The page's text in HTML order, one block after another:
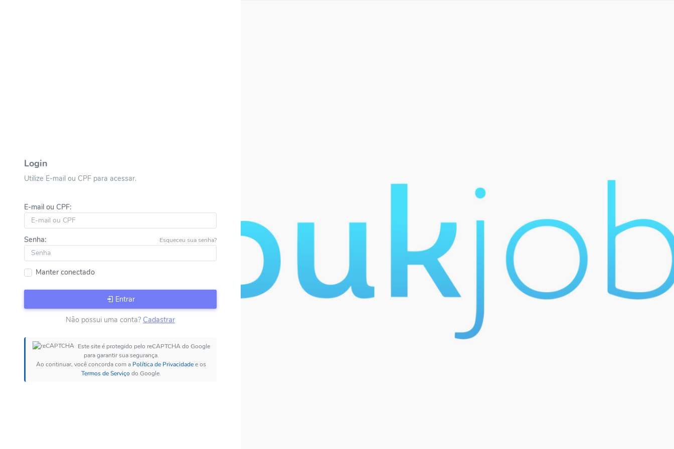
Login
Utilize E-mail ou CPF para acessar.
E-mail ou CPF:
Esqueceu sua senha?
Senha:
Manter conectado
Entrar
Não possui uma conta? Cadastrar
Este site é protegido pelo reCAPTCHA do Google
para garantir sua segurança.
Ao continuar, você concorda com a Política de Privacidadee os
Termos de Serviçodo Google.